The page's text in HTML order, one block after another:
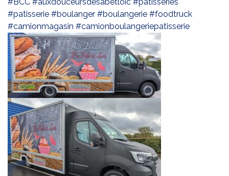
#BCC #auxdouceursdesabetloic #patisseries
#patisserie #boulanger #boulangerie #foodtruck
#camionmagasin #camionboulangeriepatisserie